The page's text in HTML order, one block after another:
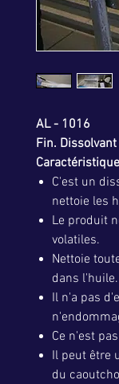
AL - 1016
Fin.
C'est un
nettoie les
Le produit
volatiles.
Nettoie
dans l'huile.
Il n'a pas
Ce n'est
Il peut être
du